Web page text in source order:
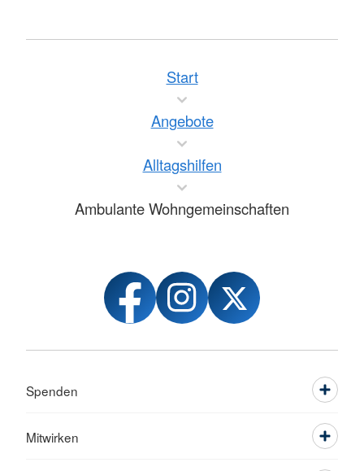
Start
Angebote
Alltagshilfen
Ambulante Wohngemeinschaften
Spenden
Mitwirken